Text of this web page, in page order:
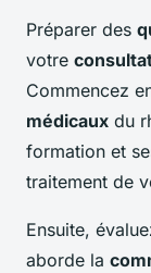
Préparer des
votre
Commencez
médicaux du
formation et
traitement de
Ensuite,
aborde la